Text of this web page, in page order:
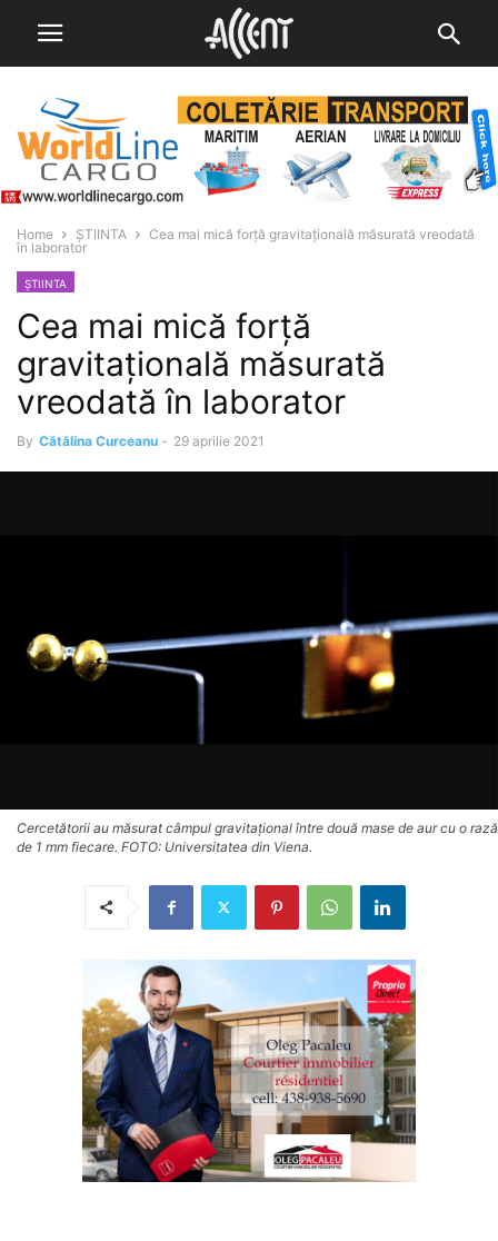
Home ȘTIINTA
Cea mai mică forță gravitațională măsurată vreodată
în laborator
ȘTIINTA
Cea mai mică forță
gravitațională măsurată
vreodată în laborator
By Cătălina Curceanu - 29 aprilie 2021
Cercetătorii au măsurat câmpul gravitațional între două mase de aur cu o rază
de 1 mm fiecare. FOTO: Universitatea din Viena.